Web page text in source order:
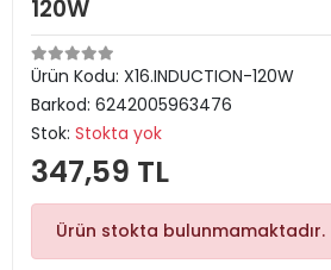
120W
Ürün Kodu: X16.INDUCTION-120W
Barkod: 6242005963476
Stok: Stokta yok
347,59 TL
Ürün stokta bulunmamaktadır.